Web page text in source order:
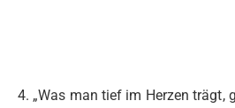
4. „Was man tief im Herzen trägt,